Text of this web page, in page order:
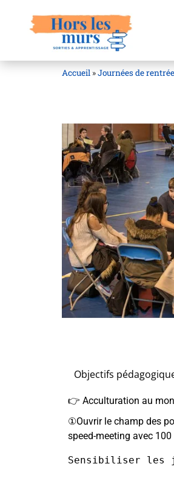
Accueil »Journées de rentrée
Objectifs
👉 Acculturation au
①Ouvrir le champ des
speed-meeting avec